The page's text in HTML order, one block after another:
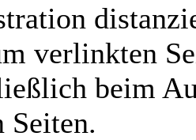
verlinkten
beim
Seiten.